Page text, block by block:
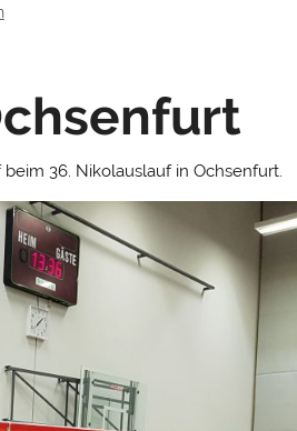
36. Nikolauslauf in Ochsenfurt.